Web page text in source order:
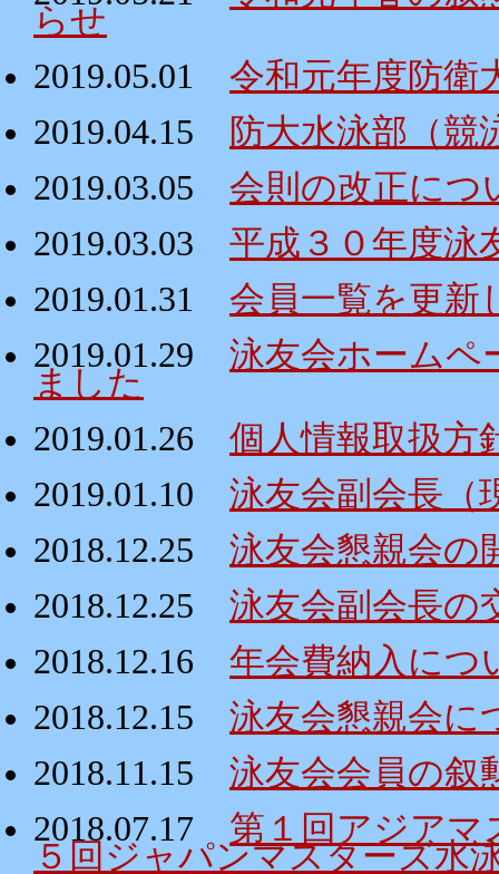
らせ
2019.05.01
令和元年度防衛
2019.04.15
防大水泳部（競
2019.03.05
会則の改正につ
2019.03.03
平成３０年度泳
2019.01.31
会員一覧を更新
2019.01.29
泳友会ホームペ
ました
2019.01.26
個人情報取扱方
2019.01.10
泳友会副会長（
2018.12.25
泳友会懇親会の
2018.12.25
泳友会副会長の
2018.12.16
年会費納入につ
2018.12.15
泳友会懇親会に
2018.11.15
泳友会会員の叙
2018.07.17
第１回アジア
５回ジャパンマスターズ水